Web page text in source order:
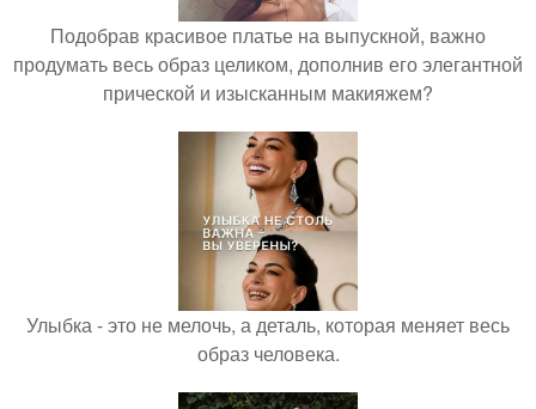
Подобрав красивое платье на выпускной, важно
продумать весь образ целиком, дополнив его элегантной
прической и изысканным макияжем?
Улыбка - это не мелочь, а деталь, которая меняет весь
образ человека.